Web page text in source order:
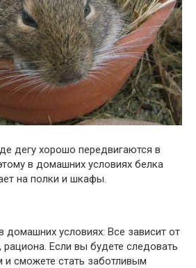
дегу хорошо передвигаются в
в домашних условиях белка
на полки и шкафы.
домашних условиях: Все зависит от
Если вы будете следовать
сможете стать заботливым